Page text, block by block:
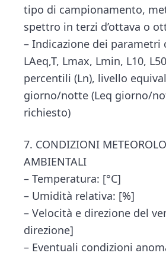
tipo di campionamento,
spettro in terzi d’ottava o
– Indicazione dei parametri
LAeq,T, Lmax, Lmin, L10,
percentili (Ln), livello
giorno/notte (Leq giorno/
richiesto)
7. CONDIZIONI
AMBIENTALI
– Temperatura: [°C]
– Umidità relativa: [%]
– Velocità e direzione del
direzione]
– Eventuali condizioni